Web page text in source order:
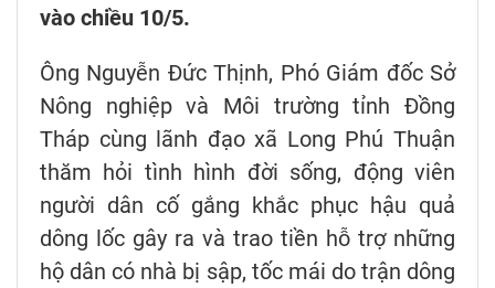
vào chiều 10/5.
Ông Nguyễn Đức Thịnh, Phó Giám đốc Sở
Nông nghiệp và Môi trường tỉnh Đồng
Tháp cùng lãnh đạo xã Long Phú Thuận
thăm hỏi tình hình đời sống, động viên
người dân cố gắng khắc phục hậu quả
dông lốc gây ra và trao tiền hỗ trợ những
hộ dân có nhà bị sập, tốc mái do trận dông